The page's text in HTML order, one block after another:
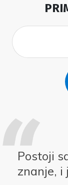
Postoji
znanje, i